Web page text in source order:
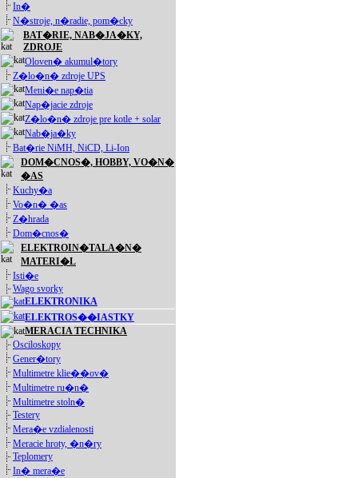
In�
N�stroje, n�radie, pom�cky
BAT�RIE, NAB�JA�KY,
ZDROJE
Oloven� akumul�tory
Z�lo�n� zdroje UPS
Meni�e nap�tia
Nap�jacie zdroje
Z�lo�n� zdroje pre kotle + solar
Nab�ja�ky
Bat�rie NiMH, NiCD, Li-Ion
DOM�CNOS�, HOBBY, VO�N�
�AS
Kuchy�a
Vo�n� �as
Z�hrada
Dom�cnos�
ELEKTROIN�TALA�N�
MATERI�L
Isti�e
Wago svorky
ELEKTRONIKA
ELEKTROS��IASTKY
MERACIA TECHNIKA
Osciloskopy
Gener�tory
Multimetre klie��ov�
Multimetre ru�n�
Multimetre stoln�
Testery
Mera�e vzdialenosti
Meracie hroty, �n�ry
Teplomery
In� mera�e